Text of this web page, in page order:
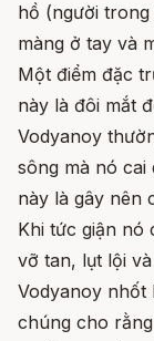
hồ (người
màng ở tay và
Một điểm đặc
này là đôi mắt
Vodyanoy
sông mà nó cai
này là gây nên
Khi tức giận nó
vỡ tan, lụt lội
Vodyanoy
chúng cho